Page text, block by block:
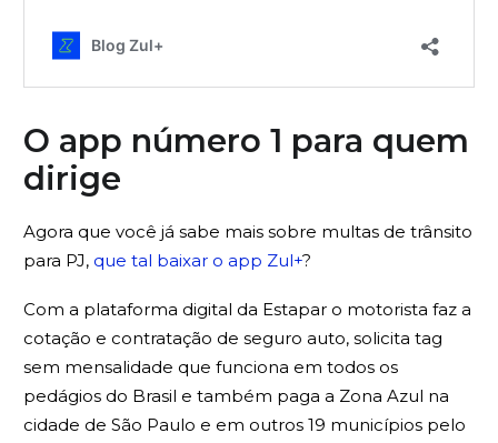
O app número 1 para quem
dirige
Agora que você já sabe mais sobre multas de trânsito
para PJ, que tal baixar o app Zul+?
Com a plataforma digital da Estapar o motorista faz a
cotação e contratação de seguro auto, solicita tag
sem mensalidade que funciona em todos os
pedágios do Brasil e também paga a Zona Azul na
cidade de São Paulo e em outros 19 municípios pelo